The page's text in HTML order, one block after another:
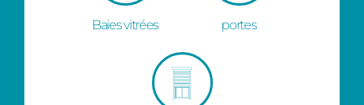
Baies vitrées portes